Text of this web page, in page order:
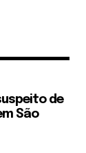
de
São